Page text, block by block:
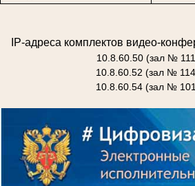
IP-адреса комплектов видео-
10.8.60.50 (зал №
10.8.60.52 (зал №
10.8.60.54 (зал №